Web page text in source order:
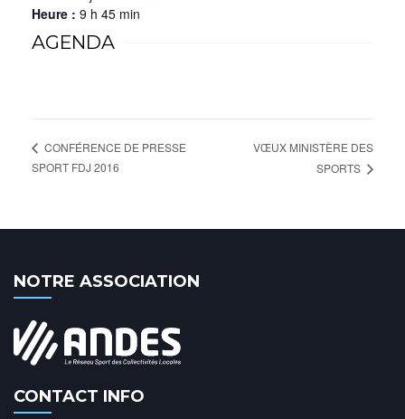
Heure : 9 h 45 min
AGENDA
CONFÉRENCE DE PRESSE
SPORT FDJ 2016
VŒUX MINISTÈRE DES
SPORTS
NOTRE ASSOCIATION
CONTACT INFO